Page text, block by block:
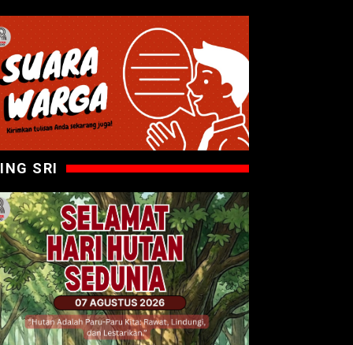
SRI